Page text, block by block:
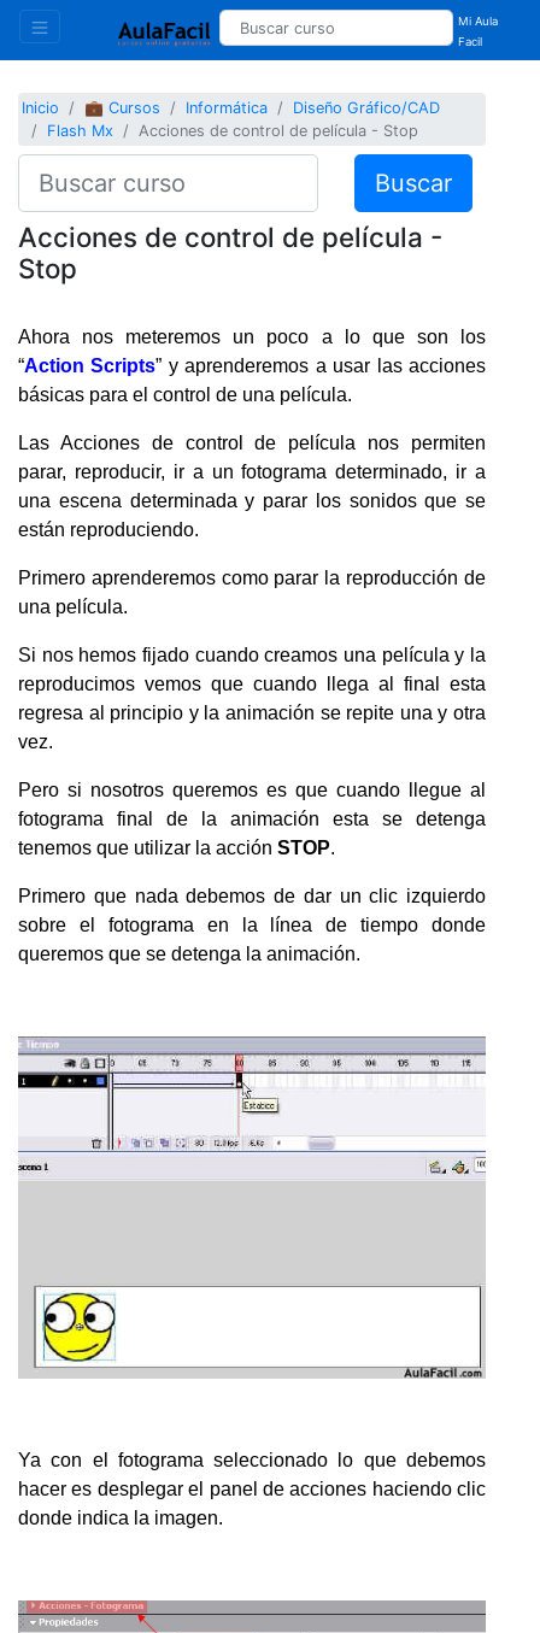
Mi Aula
Facil
Inicio 💼 Cursos Informática
Diseño Gráfico/CAD
Flash Mx
Acciones de control de película - Stop
Buscar
Acciones de control de película -
Stop
Ahora nos meteremos un poco a lo que son los
“Action Scripts” y aprenderemos a usar las acciones
básicas para el control de una película.
Las Acciones de control de película nos permiten
parar, reproducir, ir a un fotograma determinado, ir a
una escena determinada y parar los sonidos que se
están reproduciendo.
Primero aprenderemos como parar la reproducción de
una película.
Si nos hemos fijado cuando creamos una película y la
reproducimos vemos que cuando llega al final esta
regresa al principio y la animación se repite una y otra
vez.
Pero si nosotros queremos es que cuando llegue al
fotograma final de la animación esta se detenga
tenemos que utilizar la acción STOP.
Primero que nada debemos de dar un clic izquierdo
sobre el fotograma en la línea de tiempo donde
queremos que se detenga la animación.
Ya con el fotograma seleccionado lo que debemos
hacer es desplegar el panel de acciones haciendo clic
donde indica la imagen.